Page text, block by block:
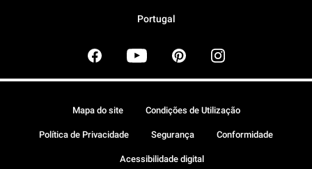
Portugal
Mapa do site Condições de Utilização
Política de Privacidade Segurança Conformidade
Acessibilidade digital